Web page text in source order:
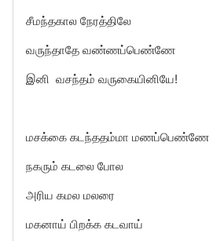
சீமந்தகால நேரத்திலே
வருந்தாதே வண்ணப்பெண்ணே
இனி வசந்தம் வருகையினியே!
மசக்கை கடந்ததம்மா மணப்பெண்ணே
நகரும் கடலை போல
அரிய கமல மலரை
மகனாய் பிறக்க கடவாய்